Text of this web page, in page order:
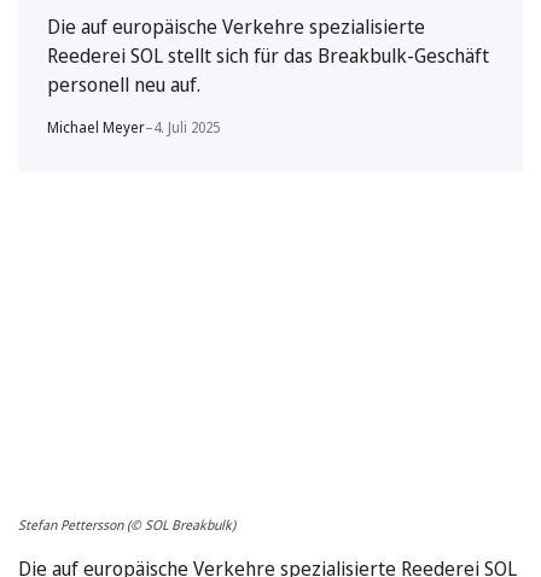
Die auf europäische Verkehre spezialisierte
Reederei SOL stellt sich für das Breakbulk-Geschäft
personell neu auf.
Michael Meyer–4. Juli 2025
Stefan Pettersson (© SOL Breakbulk)
Die auf europäische Verkehre spezialisierte Reederei SOL